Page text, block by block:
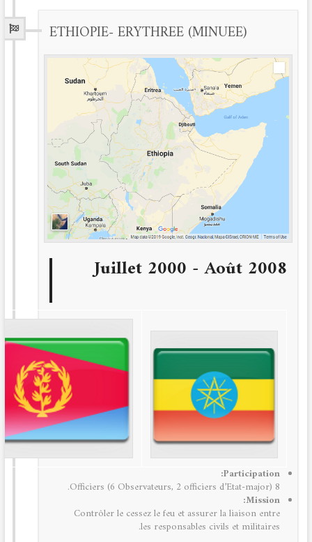
ETHIOPIE- ERYTHREE (MINUEE)
Juillet 2000 - Août 2008
Participation:
8 Officiers (6 Observateurs, 2 officiers d’Etat-major).
Mission:
Contrôler le cessez le feu et assurer la liaison entre
les responsables civils et militaires.